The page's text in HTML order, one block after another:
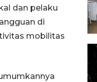
dan pelaku
di
mobilitas